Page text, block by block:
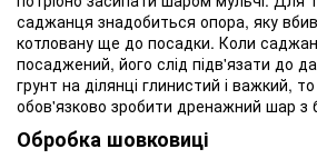
саджанця знадобиться опора, яку
котловану ще до посадки. Коли
посаджений, його слід підв'язати до
грунт на ділянці глинистий і важкий,
обов'язково зробити дренажний шар з
Обробка шовковиці